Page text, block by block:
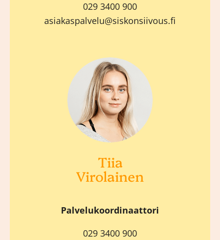
029 3400 900
asiakaspalvelu@siskonsiivous.fi
Tiia
Virolainen
Palvelukoordinaattori
029 3400 900